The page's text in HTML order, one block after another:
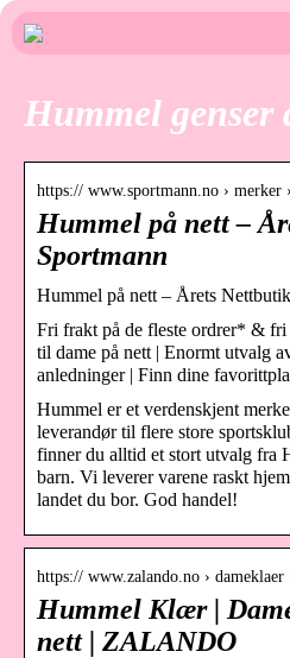
Hummel genser
https:// www.sportmann.no › merker
Hummel på nett –
Sportmann
Hummel på nett – Årets
Fri frakt på de fleste ordrer* &
til dame på nett | Enormt utvalg
anledninger | Finn dine
Hummel er et verdenskjent
leverandør til flere store
finner du alltid et stort utvalg fra
barn. Vi leverer varene raskt
landet du bor. God handel!
https:// www.zalando.no › dameklaer
Hummel Klær |
nett | ZALANDO